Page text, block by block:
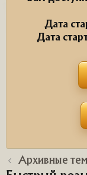
Дата
Дата
Архивные